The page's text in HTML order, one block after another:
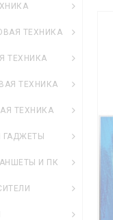
ТЕХНИКА
ТЕХНИКА
ТЕХНИКА
ТЕХНИКА
И ПК